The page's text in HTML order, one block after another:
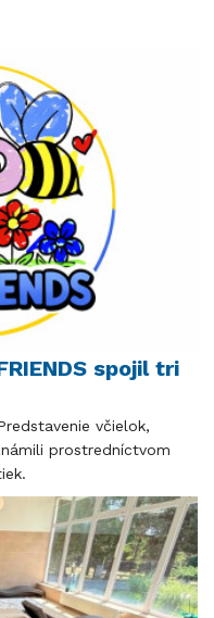
spojil tri
včielok,
prostredníctvom